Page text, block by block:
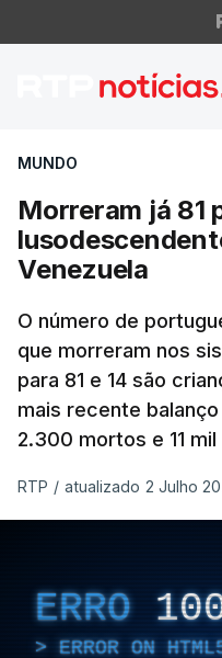
MUNDO
Morreram já 81
Venezuela
O número de
que morreram nos
para 81 e 14 são
mais recente
2.300 mortos e 11
RTP / atualizado 2 Julho
ERRO
ERROR ON